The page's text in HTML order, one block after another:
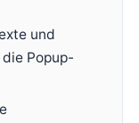
und
Popup-